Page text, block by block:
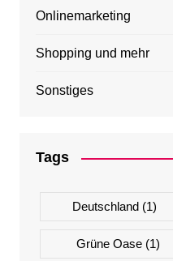
Onlinemarketing
Shopping und mehr
Sonstiges
Tags
Deutschland(1)
Grüne Oase (1)